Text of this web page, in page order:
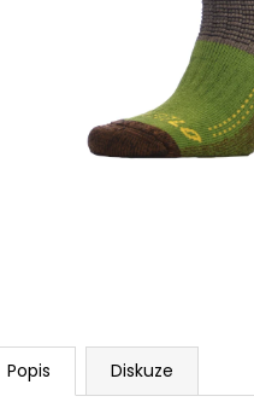
Popis Diskuze